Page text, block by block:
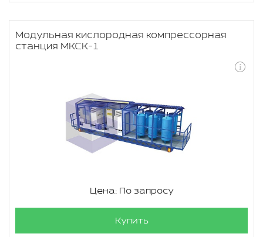
Модульная кислородная компрессорная
станция МКСК-1
Цена: По запросу
Купить